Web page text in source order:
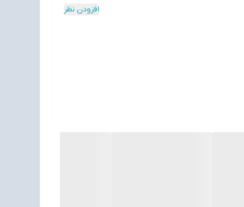
افزودن نظر